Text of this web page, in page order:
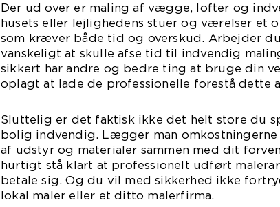
Der ud over er maling af vægge, lofter og
husets eller lejlighedens stuer og værelser et
som kræver både tid og overskud. Arbejder
vanskeligt at skulle afse tid til indvendig
sikkert har andre og bedre ting at bruge din
oplagt at lade de professionelle forestå dette
Sluttelig er det faktisk ikke det helt store du
bolig indvendig. Lægger man
af udstyr og materialer sammen med dit
hurtigt stå klart at professionelt udført
betale sig. Og du vil med sikkerhed ikke
lokal maler eller et ditto malerfirma.